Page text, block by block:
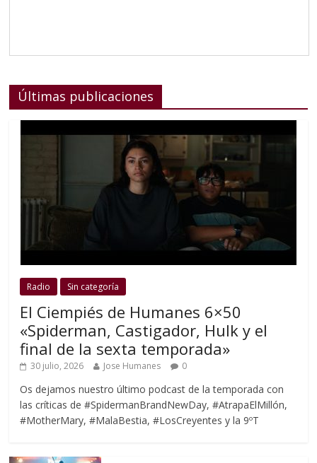
Últimas publicaciones
Radio Sin categoría
El Ciempiés de Humanes 6×50
«Spiderman, Castigador, Hulk y el
final de la sexta temporada»
30 julio, 2026 Jose Humanes 0
Os dejamos nuestro último podcast de la temporada con
las críticas de #SpidermanBrandNewDay, #AtrapaElMillón,
#MotherMary, #MalaBestia, #LosCreyentes y la 9ºT